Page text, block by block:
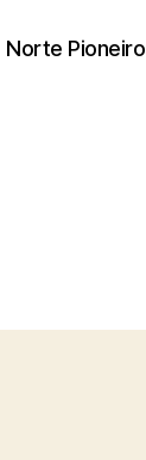
Norte Pioneiro